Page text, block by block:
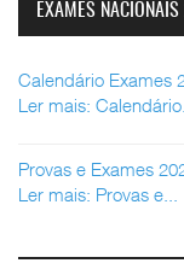
EXAMES
Calendário Exames
Ler mais: Calendário...
Provas e Exames
Ler mais: Provas e...